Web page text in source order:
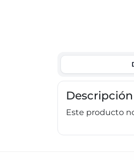
Descripción
Este producto